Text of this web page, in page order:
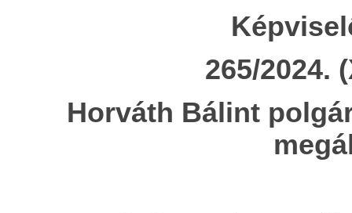
265/2024.
Horváth Bálint